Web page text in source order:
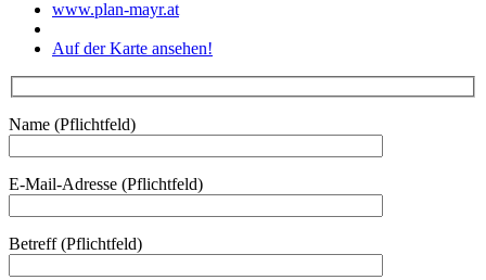
www.plan-mayr.at
Auf der Karte ansehen!
Name (Pflichtfeld)
E-Mail-Adresse (Pflichtfeld)
Betreff (Pflichtfeld)